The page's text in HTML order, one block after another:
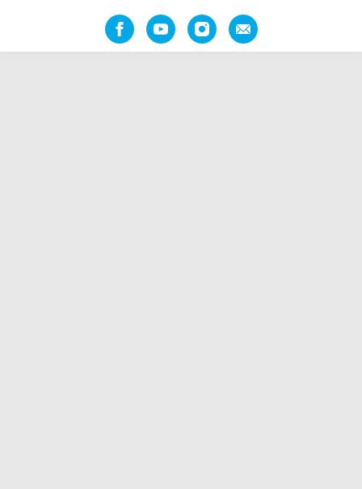
FacebookYouTubeInstagramNapište
nám